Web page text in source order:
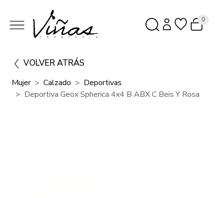
0
VOLVER ATRÁS
Mujer Calzado
Deportivas
Deportiva Geox Spherica 4x4 B ABX C Beis Y Rosa